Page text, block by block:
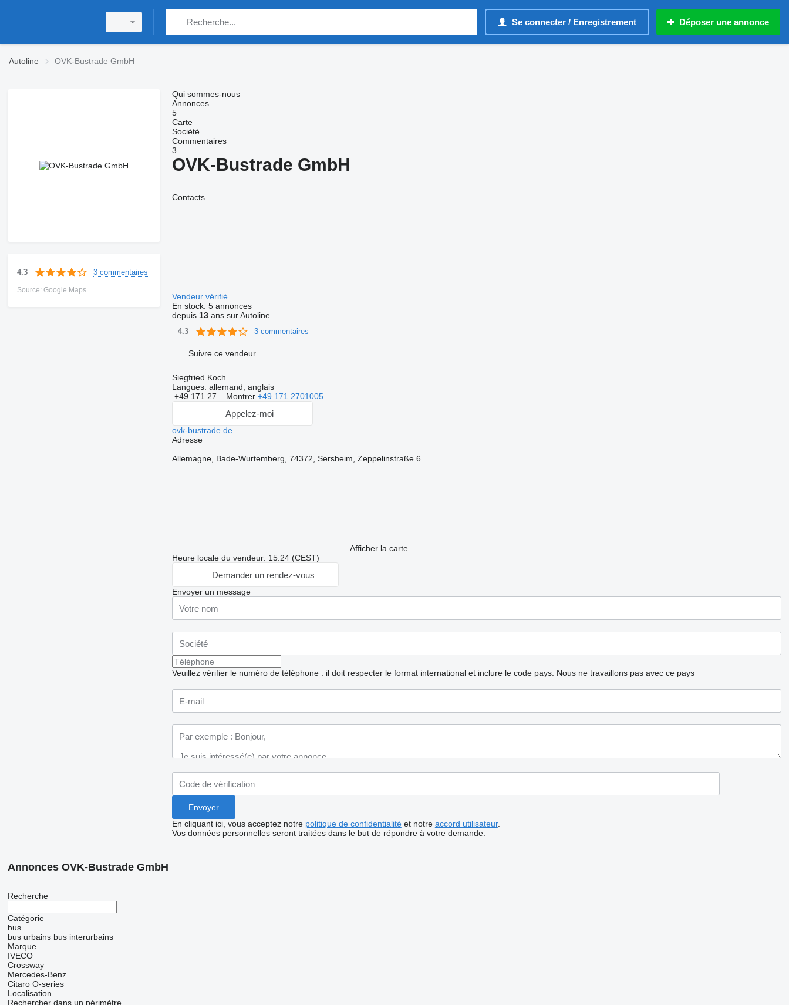
Se connecter / Enregistrement Déposer une annonce
Autoline OVK-Bustrade GmbH
4.3 3 commentaires
Source: Google Maps
Qui sommes-nous
Annonces
5
Carte
Société
Commentaires
3
OVK-Bustrade GmbH
Contacts
Vendeur vérifié
En stock: 5 annonces
depuis 13ans sur Autoline
4.3 3 commentaires
Suivre ce vendeur
Siegfried Koch
Langues: allemand, anglais
+49 171 27... Montrer +49 171 2701005
Appelez-moi
ovk-bustrade.de
Adresse
Allemagne, Bade-Wurtemberg, 74372, Sersheim, Zeppelinstraße 6
Afficher la carte
Heure locale du vendeur: 15:24 (CEST)
Demander un rendez-vous
Envoyer un message
Veuillez vérifier le numéro de téléphone : il doit respecter le format international et inclure le code pays. Nous ne travaillons pas avec ce pays
En cliquant ici, vous acceptez notre politique de confidentialitéet notre accord utilisateur.
Vos données personnelles seront traitées dans le but de répondre à votre demande.
Annonces OVK-Bustrade GmbH
Recherche
Catégorie
bus
bus urbains bus interurbains
Marque
IVECO
Crossway
Mercedes-Benz
Citaro O-series
Localisation
Rechercher dans un périmètre